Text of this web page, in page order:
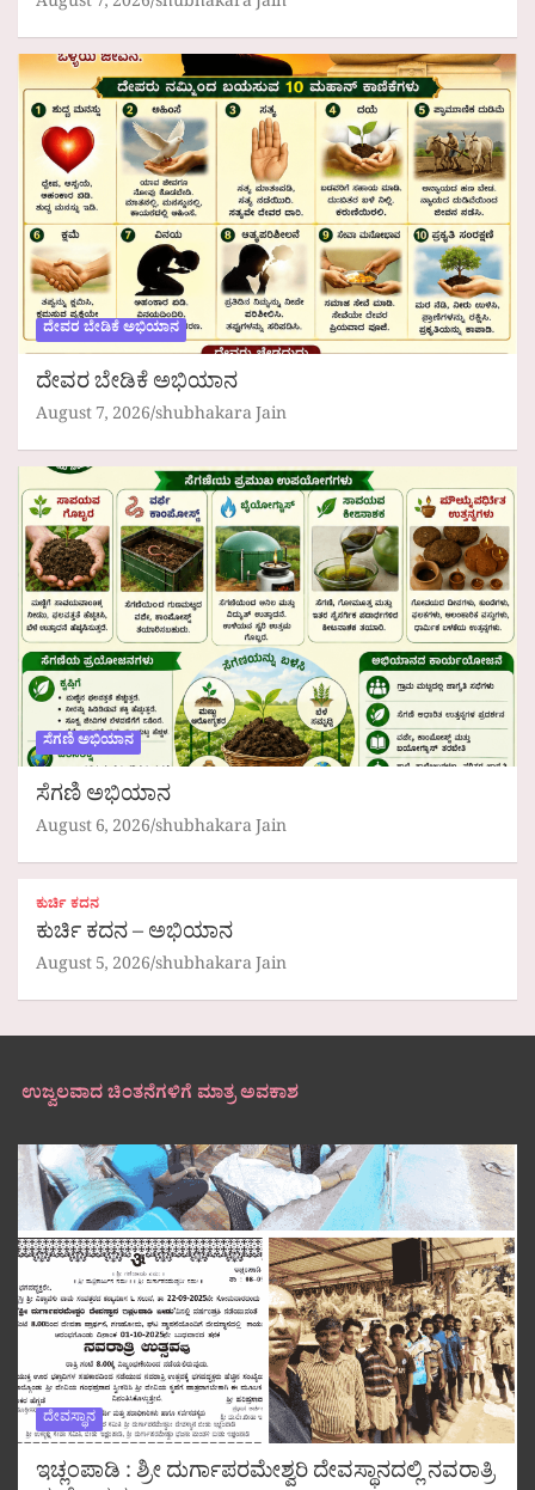
ದೇವರ ಬೇಡಿಕೆ ಅಭಿಯಾನ
ದೇವರ ಬೇಡಿಕೆ ಅಭಿಯಾನ
August 7, 2026 shubhakara Jain
ಸೆಗಣಿ ಅಭಿಯಾನ
ಸೆಗಣಿ ಅಭಿಯಾನ
August 6, 2026 shubhakara Jain
ಕುರ್ಚಿ ಕದನ
ಕುರ್ಚಿ ಕದನ – ಅಭಿಯಾನ
August 5, 2026 shubhakara Jain
ಉಜ್ವಲವಾದ ಚಿಂತನೆಗಳಿಗೆ ಮಾತ್ರ ಅವಕಾಶ
ದೇವಸ್ಥಾನ
ಇಚ್ಲಂಪಾಡಿ : ಶ್ರೀ ದುರ್ಗಾಪರಮೇಶ್ವರಿ ದೇವಸ್ಥಾನದಲ್ಲಿ ನವರಾತ್ರಿ